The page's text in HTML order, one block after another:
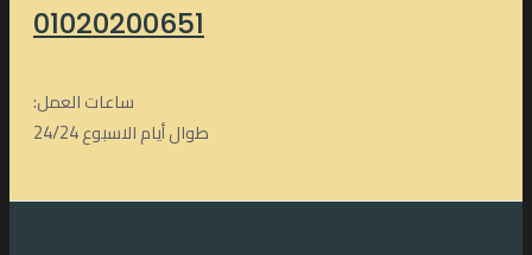
01020200651
ساعات العمل:
طوال أيام الاسبوع 24/24